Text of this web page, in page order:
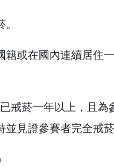
或在國內連續居住
戒菸一年以上，且
見證參賽者完全戒菸